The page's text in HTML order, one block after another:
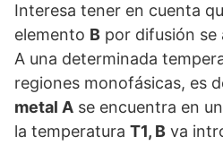
Interesa tener en cuenta
elemento B por difusión se
A una determinada
regiones monofásicas, es
metal A se encuentra en
la temperatura T1, B va